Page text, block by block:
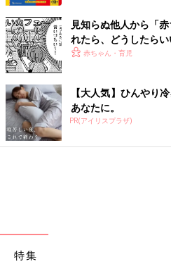
見知らぬ他人から「
れたら、どうしたら
赤ちゃん・育児
【大人気】ひんやり
あなたに。
PR(アイリスプラザ)
特集